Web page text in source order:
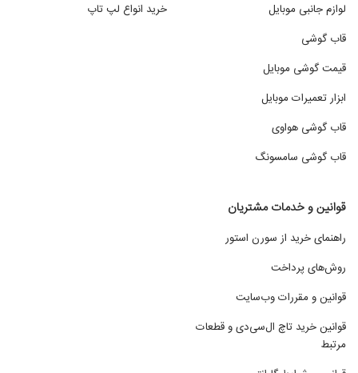
لوازم جانبی موبایل
قاب گوشی
قیمت گوشی موبایل
ابزار تعمیرات موبایل
قاب گوشی هواوی
قاب گوشی سامسونگ
خرید انواع لپ تاپ
قوانین و خدمات مشتریان
راهنمای خرید از سورن استور
روش‌های پرداخت
قوانین و مقررات وب‌سایت
قوانین خرید تاچ ال‌سی‌دی و قطعات
مرتبط